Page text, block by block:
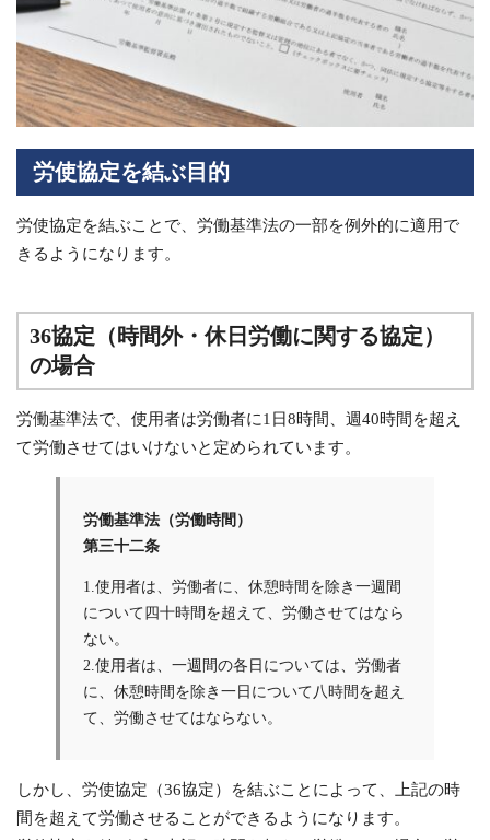
労使協定を結ぶ目的
労使協定を結ぶことで、労働基準法の一部を例外的に適用で
きるようになります。
36協定（時間外・休日労働に関する協定）
の場合
労働基準法で、使用者は労働者に1日8時間、週40時間を超え
て労働させてはいけないと定められています。
労働基準法（労働時間）
第三十二条
1.使用者は、労働者に、休憩時間を除き一週間
について四十時間を超えて、労働させてはなら
ない。
2.使用者は、一週間の各日については、労働者
に、休憩時間を除き一日について八時間を超え
て、労働させてはならない。
しかし、労使協定（36協定）を結ぶことによって、上記の時
間を超えて労働させることができるようになります。